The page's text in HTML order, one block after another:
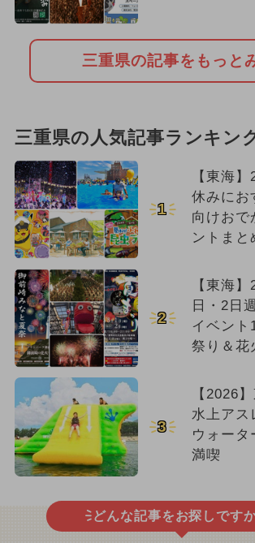
三重県の記事をもっと
三重県の人気記事ランキン
1
【東海
休みにお
向けおで
ントまと
2
【東海
日・2日
イベント
祭り＆花
3
【2026
水上ア
ウォータ
満喫
どんな記事をお探しです